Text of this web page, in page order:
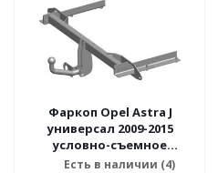
Фаркоп Opel Astra J
универсал 2009-2015
условно-съемное
крепление шара OP 06
Есть в наличии (4)